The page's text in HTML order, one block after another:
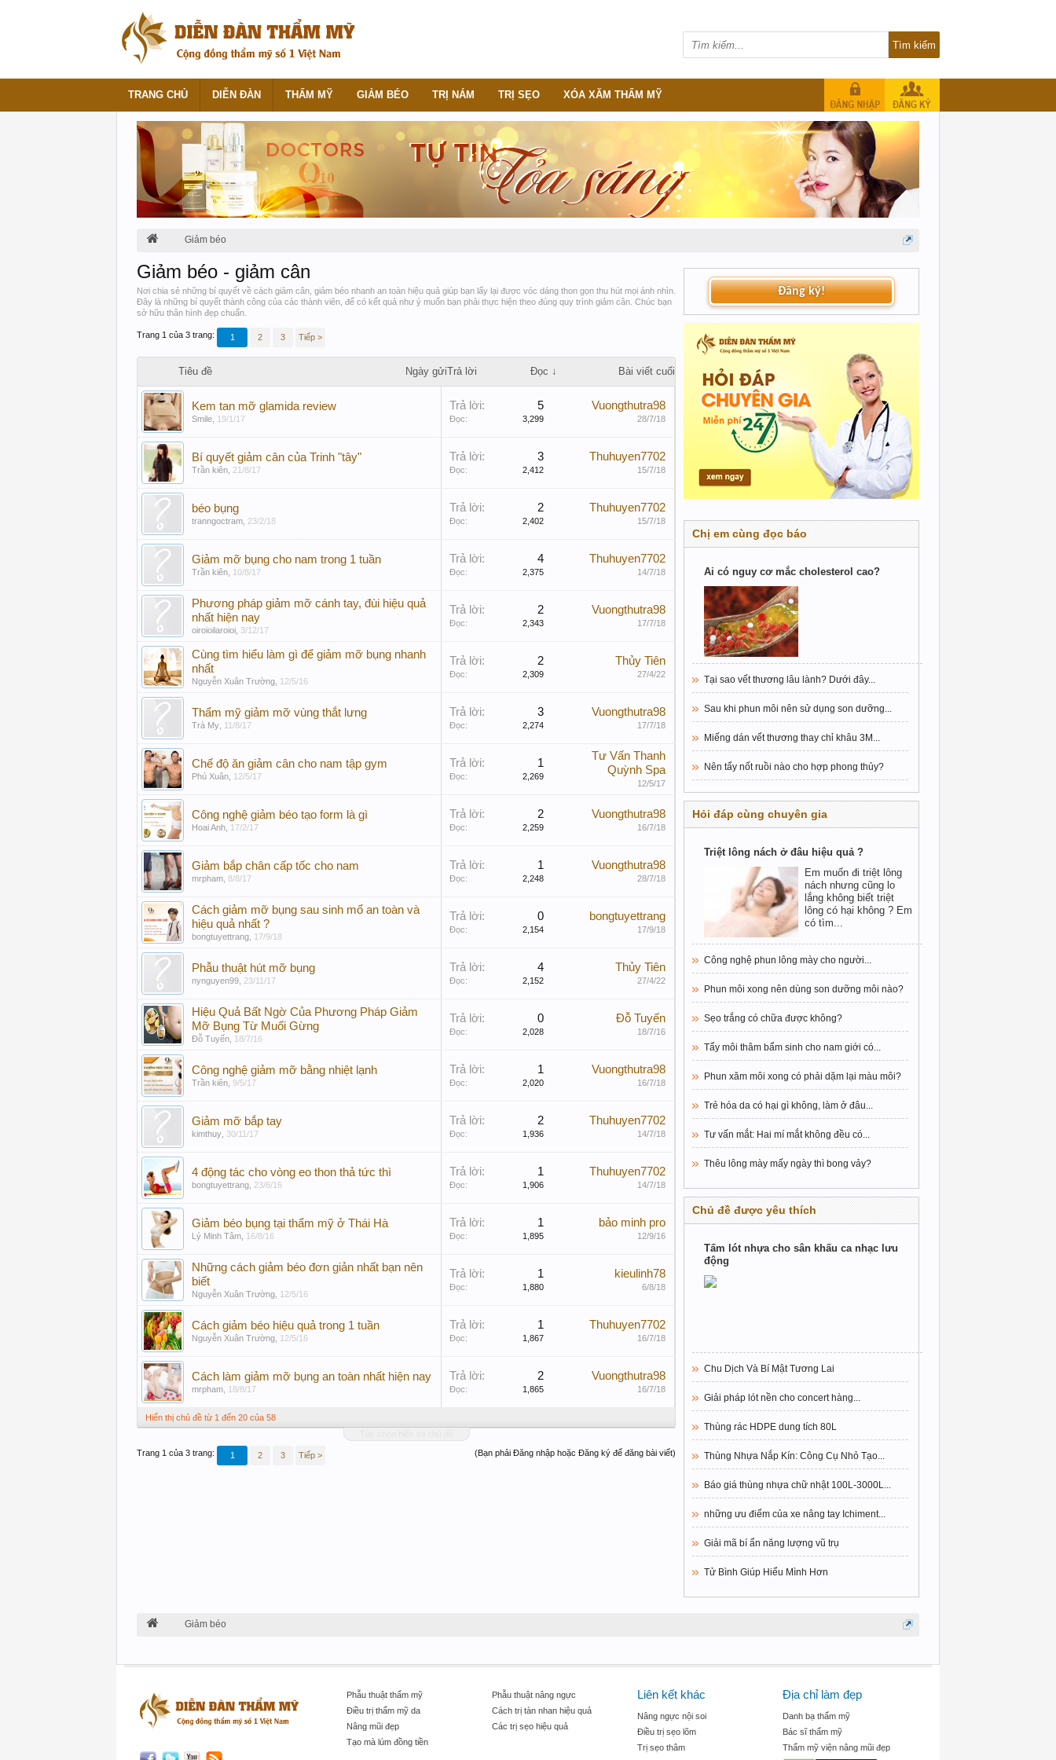
Giảm béo
Giảm béo - giảm cân
Nơi chia sẻ những bí quyết về cách giảm cân, giảm béo nhanh an toàn hiệu quả giúp bạn lấy lại được vóc dáng thon gọn thu hút mọi ánh nhìn.
Đây là những bí quyết thành công của các thành viên, để có kết quả như ý muốn bạn phải thực hiện theo đúng quy trình giảm cân. Chúc bạn
sở hữu thân hình đẹp chuẩn.
Trang 1 của 3 trang: 1 2 3 Tiếp >
Tiêu đề Ngày gửiTrả lời Đọc ↓ Bài viết cuối
Kem tan mỡ glamida review
Smile 19/1/17
Trả lời: 5
Đọc: 3,299
Vuongthutra98
28/7/18
Bí quyết giảm cân của Trinh "tây"
Trần kiên 21/8/17
Trả lời: 3
Đọc: 2,412
Thuhuyen7702
15/7/18
béo bụng
tranngoctram 23/2/18
Trả lời: 2
Đọc: 2,402
Thuhuyen7702
15/7/18
Giảm mỡ bụng cho nam trong 1 tuần
Trần kiên 10/8/17
Trả lời: 4
Đọc: 2,375
Thuhuyen7702
14/7/18
Phương pháp giảm mỡ cánh tay, đùi hiệu quả
nhất hiện nay
oiroioilaroioi 3/12/17
Trả lời: 2
Đọc: 2,343
Vuongthutra98
17/7/18
Cùng tìm hiểu làm gì để giảm mỡ bụng nhanh
nhất
Nguyễn Xuân Trường 12/5/16
Trả lời: 2
Đọc: 2,309
Thủy Tiên
27/4/22
Thẩm mỹ giảm mỡ vùng thắt lưng
Trà My 11/8/17
Trả lời: 3
Đọc: 2,274
Vuongthutra98
17/7/18
Chế độ ăn giảm cân cho nam tập gym
Phú Xuân 12/5/17
Trả lời: 1
Đọc: 2,269
Tư Vấn Thanh
Quỳnh Spa
12/5/17
Công nghệ giảm béo tạo form là gì
Hoai Anh 17/2/17
Trả lời: 2
Đọc: 2,259
Vuongthutra98
16/7/18
Giảm bắp chân cấp tốc cho nam
mrpham 8/8/17
Trả lời: 1
Đọc: 2,248
Vuongthutra98
28/7/18
Cách giảm mỡ bụng sau sinh mổ an toàn và
hiệu quả nhất ?
bongtuyettrang 17/9/18
Trả lời: 0
Đọc: 2,154
bongtuyettrang
17/9/18
Phẫu thuật hút mỡ bụng
nynguyen99 23/11/17
Trả lời: 4
Đọc: 2,152
Thủy Tiên
27/4/22
Hiệu Quả Bất Ngờ Của Phương Pháp Giảm
Mỡ Bụng Từ Muối Gừng
Đỗ Tuyến 18/7/16
Trả lời: 0
Đọc: 2,028
Đỗ Tuyến
18/7/16
Công nghệ giảm mỡ bằng nhiệt lạnh
Trần kiên 9/5/17
Trả lời: 1
Đọc: 2,020
Vuongthutra98
16/7/18
Giảm mỡ bắp tay
kimthuy 30/11/17
Trả lời: 2
Đọc: 1,936
Thuhuyen7702
14/7/18
4 động tác cho vòng eo thon thả tức thì
bongtuyettrang 23/6/16
Trả lời: 1
Đọc: 1,906
Thuhuyen7702
14/7/18
Giảm béo bụng tại thẩm mỹ ở Thái Hà
Lý Minh Tâm 16/8/16
Trả lời: 1
Đọc: 1,895
bảo minh pro
12/9/16
Những cách giảm béo đơn giản nhất bạn nên
biết
Nguyễn Xuân Trường 12/5/16
Trả lời: 1
Đọc: 1,880
kieulinh78
6/8/18
Cách giảm béo hiệu quả trong 1 tuần
Nguyễn Xuân Trường 12/5/16
Trả lời: 1
Đọc: 1,867
Thuhuyen7702
16/7/18
Cách làm giảm mỡ bụng an toàn nhất hiện nay
mrpham 18/8/17
Trả lời: 2
Đọc: 1,865
Vuongthutra98
16/7/18
Hiển thị chủ đề từ 1 đến 20 của 58
(Bạn phải Đăng nhập hoặc Đăng ký để đăng bài viết)
Trang 1 của 3 trang: 1 2 3 Tiếp >
Đăng ký!
Chị em cùng đọc báo
Ai có nguy cơ mắc cholesterol cao?
Tại sao vết thương lâu lành? Dưới đây...
Sau khi phun môi nên sử dụng son dưỡng...
Miếng dán vết thương thay chỉ khâu 3M...
Nên tẩy nốt ruồi nào cho hợp phong thủy?
Hỏi đáp cùng chuyên gia
Triệt lông nách ở đâu hiệu quả ?
Em muốn đi triệt lông
nách nhưng cũng lo
lắng không biết triệt
lông có hại không ? Em
có tìm...
Công nghệ phun lông mày cho người...
Phun môi xong nên dùng son dưỡng môi nào?
Sẹo trắng có chữa được không?
Tẩy môi thâm bẩm sinh cho nam giới có...
Phun xăm môi xong có phải dặm lại màu môi?
Trẻ hóa da có hại gì không, làm ở đâu...
Tư vấn mắt: Hai mí mắt không đều có...
Thêu lông mày mấy ngày thì bong vảy?
Chủ đề được yêu thích
Tấm lót nhựa cho sân khấu ca nhạc lưu
động
Chu Dịch Và Bí Mật Tương Lai
Giải pháp lót nền cho concert hàng...
Thùng rác HDPE dung tích 80L
Thùng Nhựa Nắp Kín: Công Cụ Nhỏ Tạo...
Báo giá thùng nhựa chữ nhật 100L-3000L...
những ưu điểm của xe nâng tay Ichiment...
Giải mã bí ẩn năng lượng vũ trụ
Tử Bình Giúp Hiểu Mình Hơn
Giảm béo
TRANG CHỦ DIỄN ĐÀN THẨM MỸ GIẢM BÉO TRỊ NÁM TRỊ SẸO XÓA XĂM THẨM MỸ
Phẫu thuật thẩm mỹ
Điều trị thẩm mỹ da
Nâng mũi đẹp
Tạo mà lúm đồng tiền
Phẫu thuật nâng ngực
Cách trị tàn nhan hiệu quả
Các trị sẹo hiệu quả
Liên kết khác
Nâng ngực nội soi
Điều trị sẹo lõm
Trị sẹo thâm
Địa chỉ làm đẹp
Danh bạ thẩm mỹ
Bác sĩ thẩm mỹ
Thẩm mỹ viện nâng mũi đẹp